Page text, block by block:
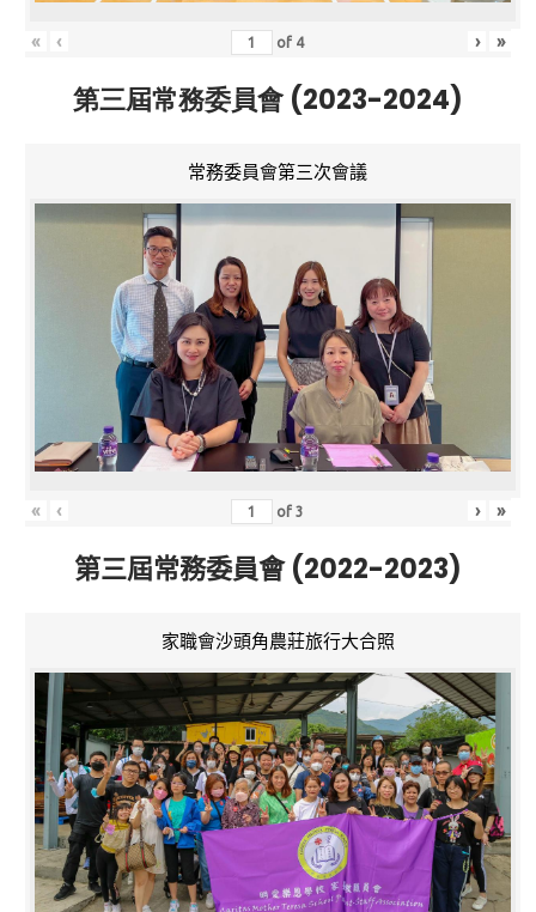
« ‹ of 4 › »
第三屆常務委員會 (2023-2024)
常務委員會第三次會議
« ‹ of3 › »
第三屆常務委員會 (2022-2023)
家職會沙頭角農莊旅行大合照